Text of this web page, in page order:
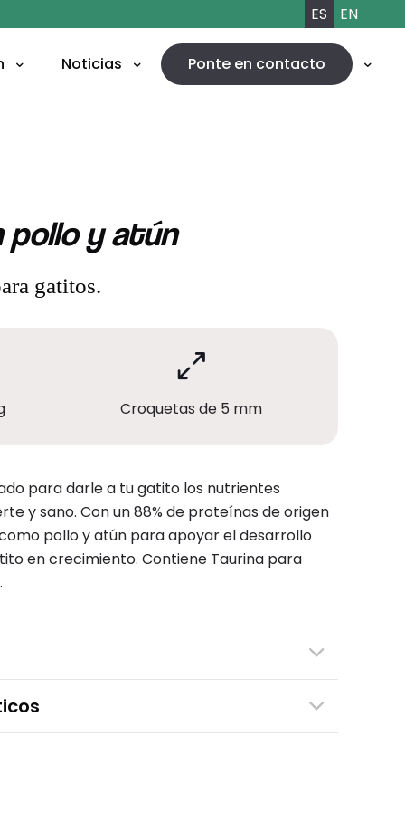
ES EN
Noticias Ponte en contacto
pollo y atún
gatitos.
Croquetas de 5 mm
para darle a tu gatito los nutrientes
y sano. Con un 88% de proteínas de origen
pollo y atún para apoyar el desarrollo
en crecimiento. Contiene Taurina para